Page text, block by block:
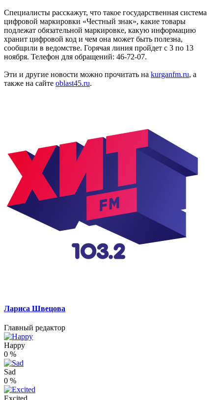
Специалисты расскажут, что такое государственная система
цифровой маркировки «Честный знак», какие товары
подлежат обязательной маркировке, какую информацию
хранит цифровой код и чем она может быть полезна,
сообщили в ведомстве. Горячая линия пройдет с 3 по 13
ноября. Телефон для обращений: 46-72-07.
Эти и другие новости можно прочитать на kurganfm.ru, а
также на сайте oblast45.ru.
Лариса Швецова
Главный редактор
Happy
0 %
Sad
0 %